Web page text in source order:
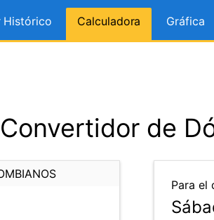
Histórico Calculadora Gráfica
Convertidor de
Para el